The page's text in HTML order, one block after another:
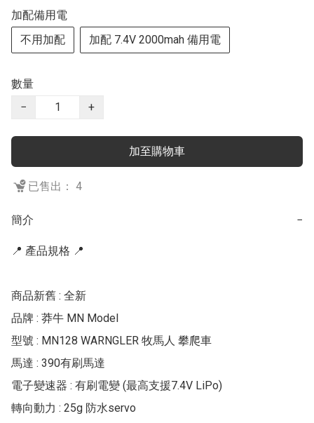
加配備用電
不用加配
加配 7.4V 2000mah 備用電
數量
−
+
加至購物車
已售出： 4
簡介 −
📍 產品規格 📍
商品新舊 : 全新
品牌 : 莽牛 MN Model
型號 : MN128 WARNGLER 牧馬人 攀爬車
馬達 : 390有刷馬達
電子變速器 : 有刷電變 (最高支援7.4V LiPo)
轉向動力 : 25g 防水servo